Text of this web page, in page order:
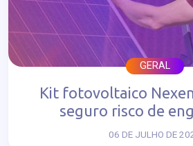
GERAL
Kit fotovoltaico
seguro risco de
06 DE JULHO DE